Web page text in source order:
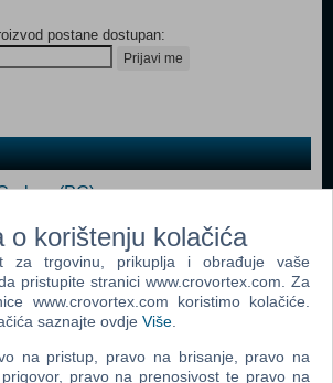
postane dostupan:
Prijavi me
(PC)
Wanted (PC)
2 (PC)
(PC)
(N) (PC)
(PC)
o korištenju kolačića
za trgovinu, prikuplja i obrađuje vaše
pristupite stranici www.crovortex.com. Za
www.crovortex.com koristimo kolačiće.
saznajte ovdje Više
na pristup, pravo na brisanje, pravo na
pravo na prenosivost te pravo na